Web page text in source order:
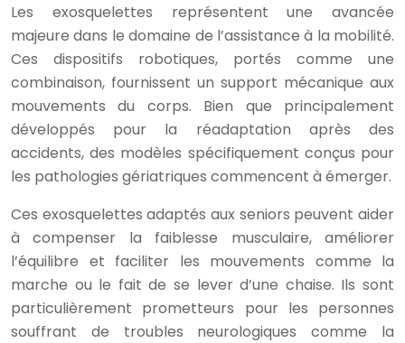
Les exosquelettes représentent une avancée
majeure dans le domaine de l’assistance à la mobilité.
Ces dispositifs robotiques, portés comme une
combinaison, fournissent un support mécanique aux
mouvements du corps. Bien que principalement
développés pour la réadaptation après des
accidents, des modèles spécifiquement conçus pour
les pathologies gériatriques commencent à émerger.
Ces exosquelettes adaptés aux seniors peuvent aider
à compenser la faiblesse musculaire, améliorer
l’équilibre et faciliter les mouvements comme la
marche ou le fait de se lever d’une chaise. Ils sont
particulièrement prometteurs pour les personnes
souffrant de troubles neurologiques comme la